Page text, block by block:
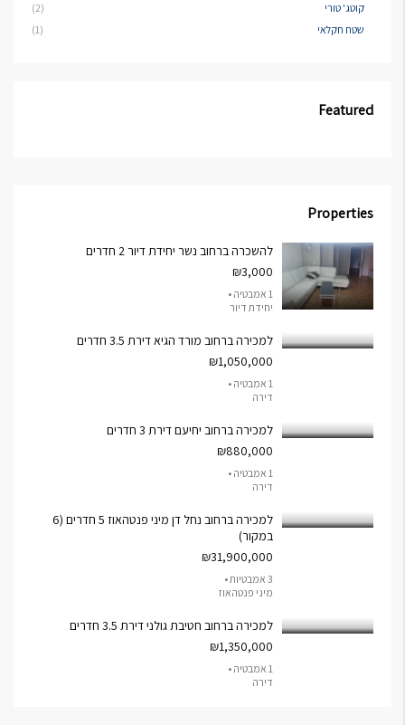
קוטג' טורי
(2)
שטח חקלאי
(1)
Featured
Properties
להשכרה ברחוב נשר יחידת דיור 2 חדרים
₪3,000
1 אמבטיה •
יחידת דיור
למכירה ברחוב מורד הגיא דירת 3.5 חדרים
₪1,050,000
1 אמבטיה •
דירה
למכירה ברחוב יחיעם דירת 3 חדרים
₪880,000
1 אמבטיה •
דירה
למכירה ברחוב נחל דן מיני פנטהאוז 5 חדרים (6
במקור)
₪31,900,000
3 אמבטיות •
מיני פנטהאוז
למכירה ברחוב חטיבת גולני דירת 3.5 חדרים
₪1,350,000
1 אמבטיה •
דירה